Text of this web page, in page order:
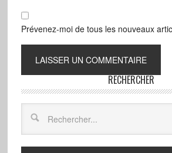
Prévenez-moi de tous les nouveaux
RECHERCHER